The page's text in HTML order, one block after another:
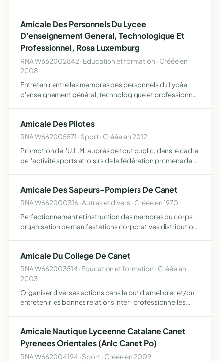
Amicale Des Personnels Du Lycee
D'enseignement General, Technologique Et
Professionnel, Rosa Luxemburg
RNA W662002842 · Education et formation · Créée en
2008
Entretenir entre les membres des personnels du Lycée
d'enseignement général, technologique et professionnel
Amicale Des Pilotes
RNA W662005571 · Sport · Créée en 2012
Promotion de l'U.L.M. auprès de tout public, dans le cadre
de l'activité sports et loisirs de la fédération promenade
Amicale Des Sapeurs-Pompiers De Canet
RNA W662000316 · Autres et divers · Créée en 1970
Perfectionnement et instruction des membres du corps
organisation de manifestations corporatives distribution
Amicale Du College De Canet
RNA W662003514 · Education et formation · Créée en
2003
Organiser diverses actions dans le but d'améliorer et/ou
entretenir les bonnes relations inter-professionnelles
Amicale Nautique Lyceenne Catalane Canet
Pyrenees Orientales (Anlc Canet Po)
RNA W662004194 · Sport · Créée en 2009